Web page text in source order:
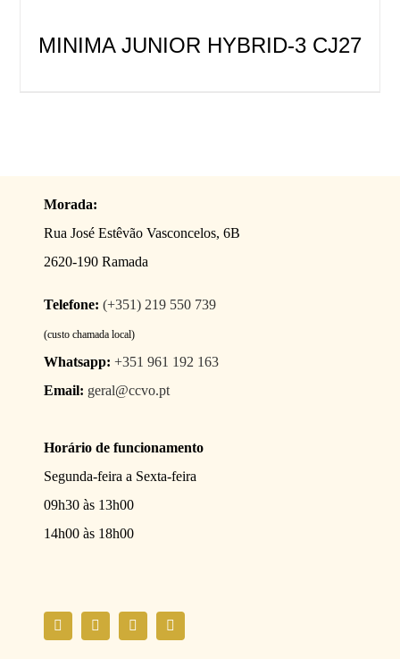
MINIMA JUNIOR HYBRID-3 CJ27
Morada:
Rua José Estêvão Vasconcelos, 6B
2620-190 Ramada
Telefone: (+351) 219 550 739
(custo chamada local)
Whatsapp: +351 961 192 163
Email: geral@ccvo.pt
Horário de funcionamento
Segunda-feira a Sexta-feira
09h30 às 13h00
14h00 às 18h00